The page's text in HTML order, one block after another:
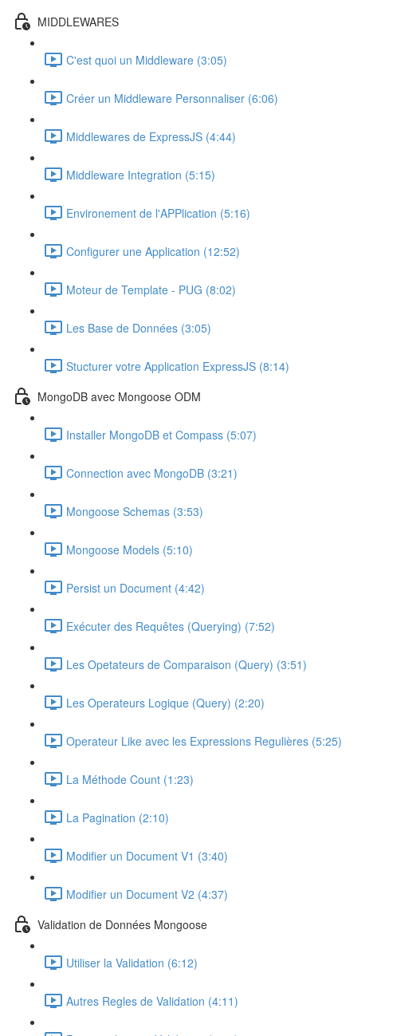
MIDDLEWARES
C'est quoi un Middleware (3:05)
Créer un Middleware Personnaliser (6:06)
Middlewares de ExpressJS (4:44)
Middleware Integration (5:15)
Environement de l'APPlication (5:16)
Configurer une Application (12:52)
Moteur de Template - PUG (8:02)
Les Base de Données (3:05)
Stucturer votre Application ExpressJS (8:14)
MongoDB avec Mongoose ODM
Installer MongoDB et Compass (5:07)
Connection avec MongoDB (3:21)
Mongoose Schemas (3:53)
Mongoose Models (5:10)
Persist un Document (4:42)
Exécuter des Requêtes (Querying) (7:52)
Les Opetateurs de Comparaison (Query) (3:51)
Les Operateurs Logique (Query) (2:20)
Operateur Like avec les Expressions Regulières (5:25)
La Méthode Count (1:23)
La Pagination (2:10)
Modifier un Document V1 (3:40)
Modifier un Document V2 (4:37)
Validation de Données Mongoose
Utiliser la Validation (6:12)
Autres Regles de Validation (4:11)